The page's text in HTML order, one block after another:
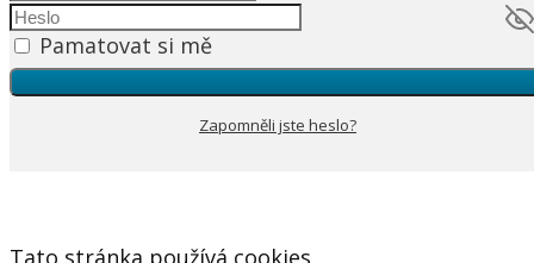
Pamatovat si mě
Zapomněli jste heslo?
Tato stránka používá cookies